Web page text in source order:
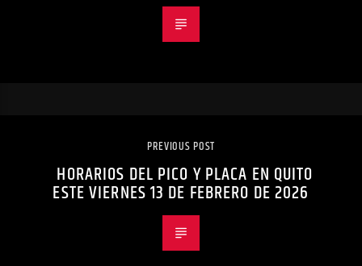
PREVIOUS POST
HORARIOS DEL PICO Y PLACA EN QUITO
ESTE VIERNES 13 DE FEBRERO DE 2026